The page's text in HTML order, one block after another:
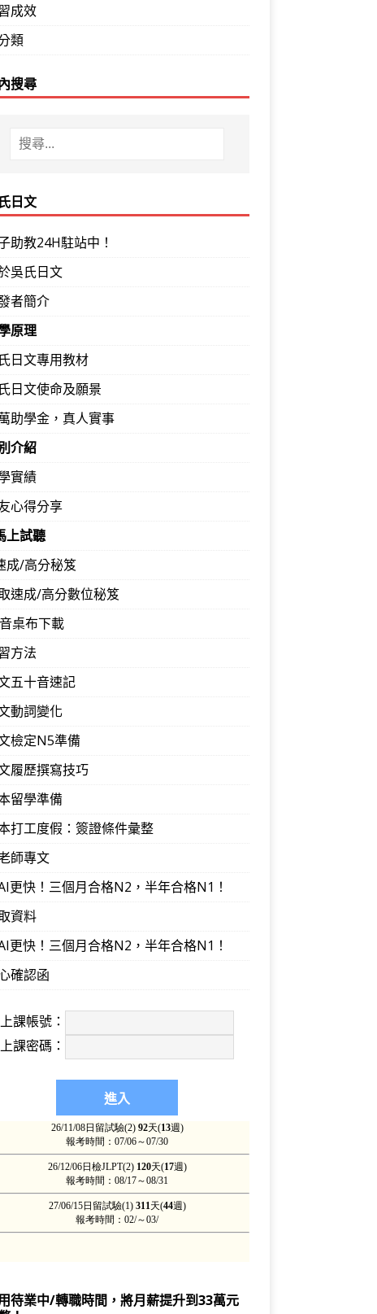
成效
類
搜尋
日文
助教24H駐站中！
吳氏日文
者簡介
原理
日文專用教材
日文使命及願景
助學金，真人實事
介紹
實績
心得分享
上試聽
成/高分秘笈
速成/高分數位秘笈
桌布下載
方法
五十音速記
動詞變化
檢定N5準備
履歷撰寫技巧
留學準備
打工度假：簽證條件彙整
師專文
更快！三個月合格N2，半年合格N1！
資料
更快！三個月合格N2，半年合格N1！
確認函
上課帳號：
上課密碼：
待業中/轉職時間，將月薪提升到33萬元